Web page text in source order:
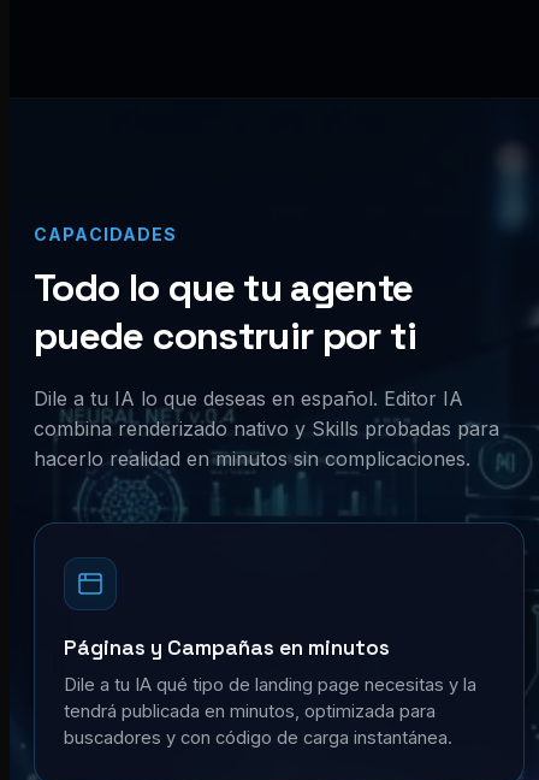
CAPACIDADES
Todo lo que tu agente
puede construir por ti
Dile a tu IA lo que deseas en español. Editor IA
combina renderizado nativo y Skills probadas para
hacerlo realidad en minutos sin complicaciones.
Páginas y Campañas en minutos
Dile a tu IA qué tipo de landing page necesitas y la
tendrá publicada en minutos, optimizada para
buscadores y con código de carga instantánea.